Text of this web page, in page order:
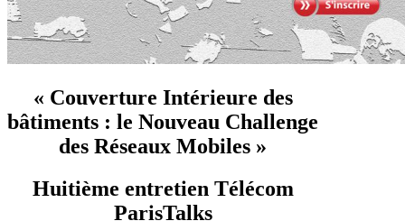
« Couverture Intérieure des
bâtiments : le Nouveau Challenge
des Réseaux Mobiles »
Huitième entretien Télécom
ParisTalks